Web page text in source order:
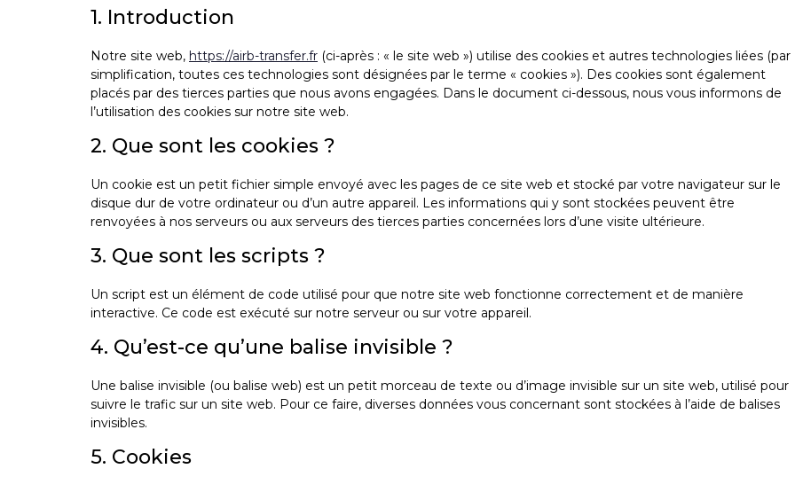
1. Introduction
Notre site web, https://airb-transfer.fr (ci-après : « le site web ») utilise des cookies et autres technologies liées (par
simplification, toutes ces technologies sont désignées par le terme « cookies »). Des cookies sont également
placés par des tierces parties que nous avons engagées. Dans le document ci-dessous, nous vous informons de
l’utilisation des cookies sur notre site web.
2. Que sont les cookies ?
Un cookie est un petit fichier simple envoyé avec les pages de ce site web et stocké par votre navigateur sur le
disque dur de votre ordinateur ou d’un autre appareil. Les informations qui y sont stockées peuvent être
renvoyées à nos serveurs ou aux serveurs des tierces parties concernées lors d’une visite ultérieure.
3. Que sont les scripts ?
Un script est un élément de code utilisé pour que notre site web fonctionne correctement et de manière
interactive. Ce code est exécuté sur notre serveur ou sur votre appareil.
4. Qu’est-ce qu’une balise invisible ?
Une balise invisible (ou balise web) est un petit morceau de texte ou d’image invisible sur un site web, utilisé pour
suivre le trafic sur un site web. Pour ce faire, diverses données vous concernant sont stockées à l’aide de balises
invisibles.
5. Cookies